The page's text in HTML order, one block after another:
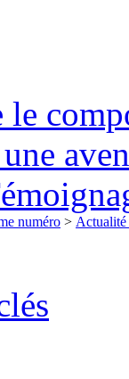
numéro > Actualité